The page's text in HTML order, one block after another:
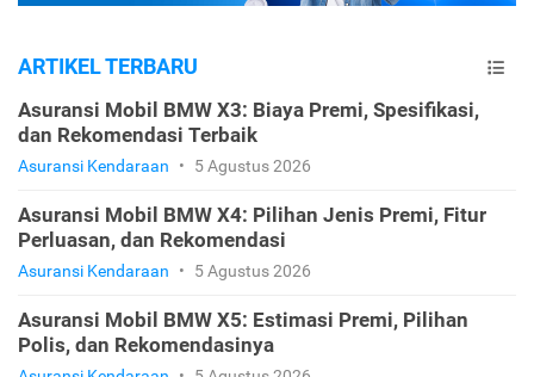
ARTIKEL TERBARU
Asuransi Mobil BMW X3: Biaya Premi, Spesifikasi,
dan Rekomendasi Terbaik
Asuransi Kendaraan • 5 Agustus 2026
Asuransi Mobil BMW X4: Pilihan Jenis Premi, Fitur
Perluasan, dan Rekomendasi
Asuransi Kendaraan • 5 Agustus 2026
Asuransi Mobil BMW X5: Estimasi Premi, Pilihan
Polis, dan Rekomendasinya